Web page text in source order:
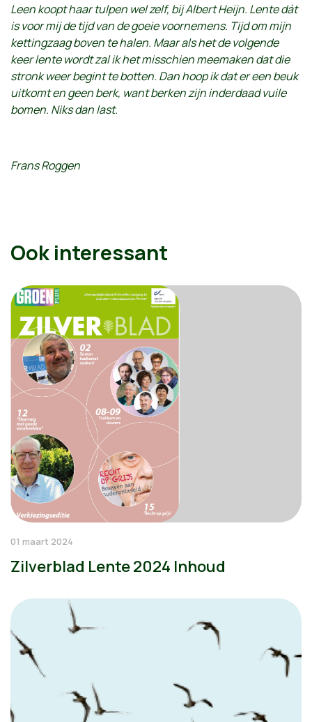
Leen koopt haar tulpen wel zelf, bij Albert Heijn. Lente dát
is voor mij de tijd van de goeie voornemens. Tijd om mijn
kettingzaag boven te halen. Maar als het de volgende
keer lente wordt zal ik het misschien meemaken dat die
stronk weer begint te botten. Dan hoop ik dat er een beuk
uitkomt en geen berk, want berken zijn inderdaad vuile
bomen. Niks dan last.
Frans Roggen
Ook interessant
01 maart 2024
Zilverblad Lente 2024 Inhoud